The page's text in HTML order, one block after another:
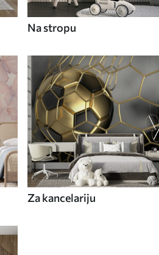
Na stropu
Za kancelariju